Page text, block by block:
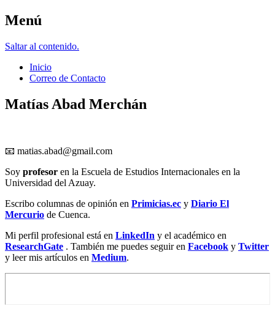
Menú
Saltar al contenido.
Inicio
Correo de Contacto
Matías Abad Merchán
📧 matias.abad@gmail.com
Soy profesor en la Escuela de Estudios Internacionales en la
Universidad del Azuay.
Escribo columnas de opinión en Primicias.ec y Diario El
Mercurio de Cuenca.
Mi perfil profesional está en LinkedIn y el académico en
ResearchGate . También me puedes seguir en Facebook y Twitter
y leer mis artículos en Medium.